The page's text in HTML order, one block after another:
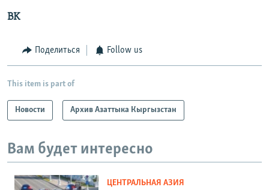
BK
Поделиться Follow us
This item is part of
Новости Архив Азаттыка Кыргызстан
Вам будет интересно
ЦЕНТРАЛЬНАЯ АЗИЯ